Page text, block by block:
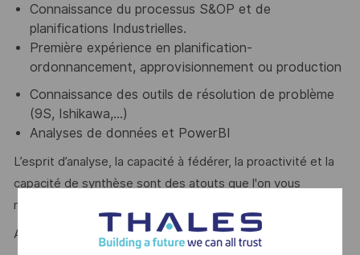
Connaissance du processus S&OP et de
planifications Industrielles.
Première expérience en planification-
ordonnancement, approvisionnement ou production
Connaissance des outils de résolution de problème
(9S, Ishikawa,…)
Analyses de données et PowerBI
L’esprit d’analyse, la capacité à fédérer, la proactivité et la
capacité de synthèse sont des atouts que l'on vous
reconnait ?
Alors ce poste est fait pour vous !